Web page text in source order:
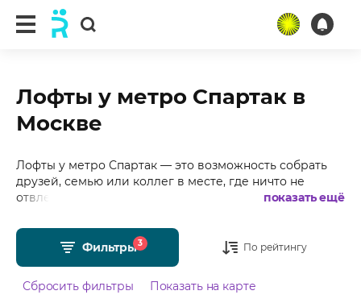
Лофты у метро Спартак в
Москве
Лофты у метро Спартак — это возможность собрать
друзей, семью или коллег в месте, где ничто не
отвлекает от главного: общения, эмоций и хорошего
метро Спартак в Москве с фотографиями, отзывами,
средним рейтингом 4.99 из 5 и стоимостью от 1500
рублей в час.
показать ещё
Фильтры3 По рейтингу
Сбросить фильтры Показать на карте